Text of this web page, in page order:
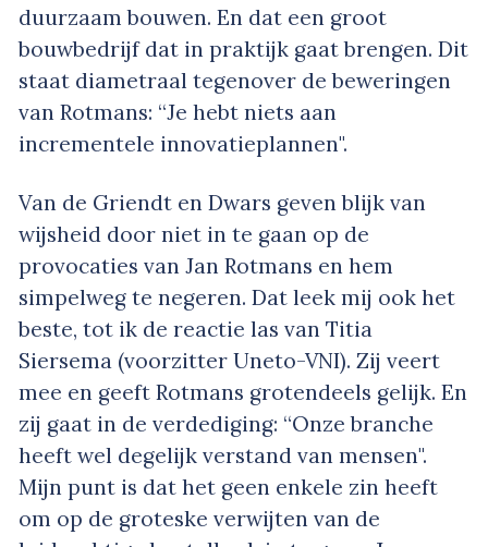
duurzaam bouwen. En dat een groot
bouwbedrijf dat in praktijk gaat brengen. Dit
staat diametraal tegenover de beweringen
van Rotmans: “Je hebt niets aan
incrementele innovatieplannen".
Van de Griendt en Dwars geven blijk van
wijsheid door niet in te gaan op de
provocaties van Jan Rotmans en hem
simpelweg te negeren. Dat leek mij ook het
beste, tot ik de reactie las van Titia
Siersema (voorzitter Uneto-VNI). Zij veert
mee en geeft Rotmans grotendeels gelijk. En
zij gaat in de verdediging: “Onze branche
heeft wel degelijk verstand van mensen".
Mijn punt is dat het geen enkele zin heeft
om op de groteske verwijten van de